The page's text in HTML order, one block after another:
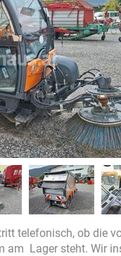
telefonisch, ob die
am Lager steht. Wir